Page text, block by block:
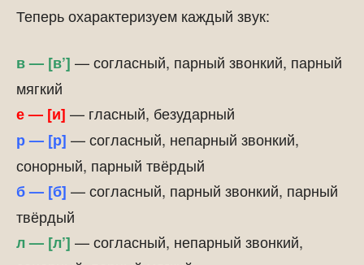
Теперь охарактеризуем каждый звук:
в — [в’] — согласный, парный звонкий, парный
мягкий
е — [и] — гласный, безударный
р — [р] — согласный, непарный звонкий,
сонорный, парный твёрдый
б — [б] — согласный, парный звонкий, парный
твёрдый
л — [л’] — согласный, непарный звонкий,